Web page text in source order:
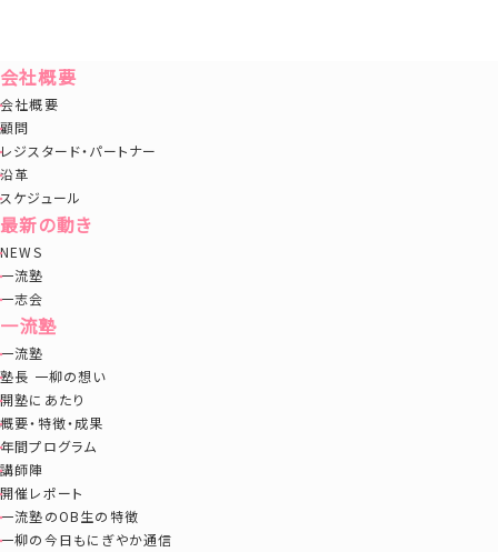
会社概要
会社概要
顧問
レジスタード・パートナー
沿革
スケジュール
最新の動き
NEWS
一流塾
一志会
一流塾
一流塾
塾長 一柳の想い
開塾にあたり
概要・特徴・成果
年間プログラム
講師陣
開催レポート
一流塾のOB生の特徴
一柳の今日もにぎやか通信